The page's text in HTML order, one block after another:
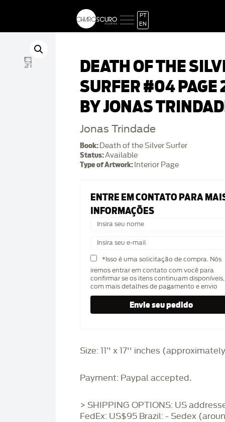
PT
EN
DEATH OF THE
SURFER #04 PAGE
BY JONAS
Jonas Trindade
Book: Death of the Silver Surfer
Status:Available
Type of Artwork: Interior Page
ENTRE EM CONTATO PARA
INFORMAÇÕES
*Isso é uma solicitação de compra. Nós
iremos entrar em contato com você para
confirmar se os itens continuam disponíveis,
com mais detalhes de pagamento e envio
Size: 11’' x 17'' inches
Payment: Paypal accepted.
> SHIPPING OPTIONS: US
FedEx: US$95 Brazil: - Sedex